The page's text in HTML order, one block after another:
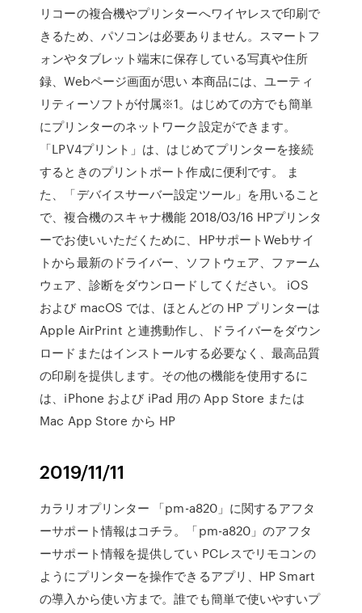
リコーの複合機やプリンターへワイヤレスで印刷で
きるため、パソコンは必要ありません。スマートフ
ォンやタブレット端末に保存している写真や住所
録、Webページ画面が思い 本商品には、ユーティ
リティーソフトが付属※1。はじめての方でも簡単
にプリンターのネットワーク設定ができます。
「LPV4プリント」は、はじめてプリンターを接続
するときのプリントポート作成に便利です。 ま
た、「デバイスサーバー設定ツール」を用いること
で、複合機のスキャナ機能 2018/03/16 HPプリンタ
ーでお使いいただくために、HPサポートWebサイ
トから最新のドライバー、ソフトウェア、ファーム
ウェア、診断をダウンロードしてください。 iOS
および macOS では、ほとんどの HP プリンターは
Apple AirPrint と連携動作し、ドライバーをダウン
ロードまたはインストールする必要なく、最高品質
の印刷を提供します。その他の機能を使用するに
は、iPhone および iPad 用の App Store または
Mac App Store から HP
2019/11/11
カラリオプリンター 「pm-a820」に関するアフタ
ーサポート情報はコチラ。「pm-a820」のアフタ
ーサポート情報を提供してい PCレスでリモコンの
ようにプリンターを操作できるアプリ、HP Smart
の導入から使い方まで。誰でも簡単で使いやすいプ